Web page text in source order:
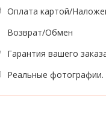
Оплата картой/
Возврат/Обмен
Гарантия вашего
Реальные